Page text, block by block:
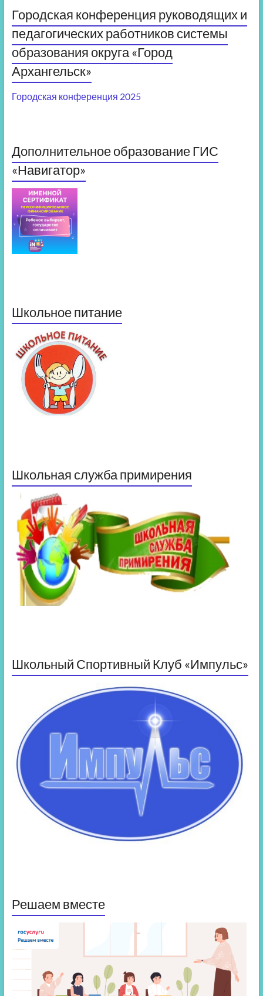
Городская конференция руководящих и
педагогических работников системы
образования округа «Город
Архангельск»
Городская конференция 2025
Дополнительное образование ГИС
«Навигатор»
Школьное питание
Школьная служба примирения
Школьный Спортивный Клуб «Импульс»
Решаем вместе